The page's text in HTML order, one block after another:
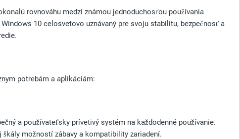
rovnováhu medzi známou jednoduchosťou používania
10 celosvetovo uznávaný pre svoju stabilitu, bezpečnosť a
potrebám a aplikáciám:
a používateľsky prívetivý systém na každodenné používanie.
možností zábavy a kompatibility zariadení.